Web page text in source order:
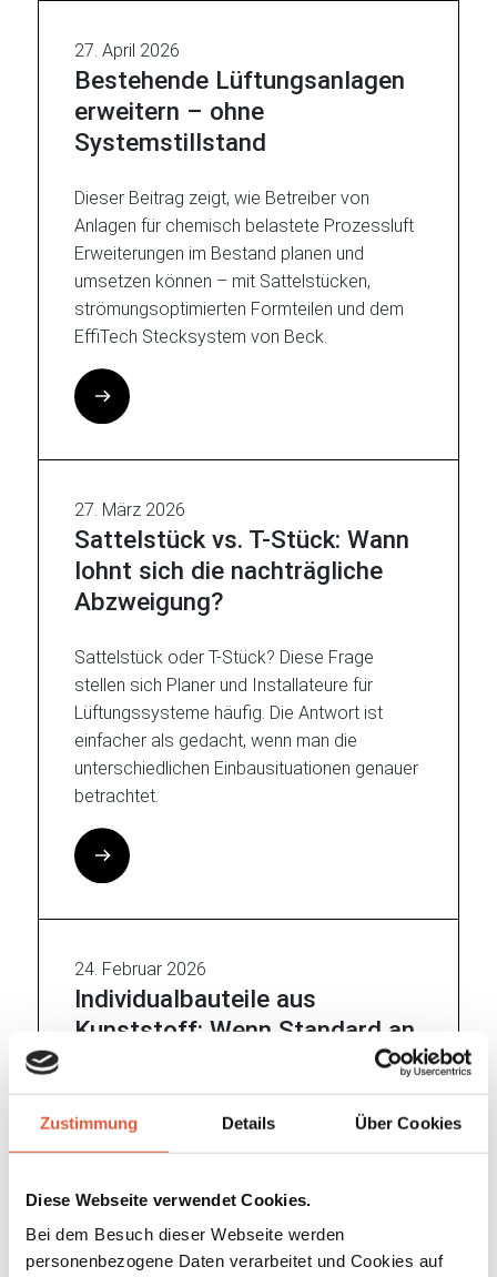
Zustimmung Details Über Cookies
Diese Webseite verwendet Cookies.
Bei dem Besuch dieser Webseite werden
personenbezogene Daten verarbeitet und Cookies auf
27. April 2026
Bestehende Lüftungsanlagen
erweitern – ohne
Systemstillstand
Dieser Beitrag zeigt, wie Betreiber von
Anlagen für chemisch belastete Prozessluft
Erweiterungen im Bestand planen und
umsetzen können – mit Sattelstücken,
strömungsoptimierten Formteilen und dem
EffiTech Stecksystem von Beck.
27. März 2026
Sattelstück vs. T-Stück: Wann
lohnt sich die nachträgliche
Abzweigung?
Sattelstück oder T-Stück? Diese Frage
stellen sich Planer und Installateure für
Lüftungssysteme häufig. Die Antwort ist
einfacher als gedacht, wenn man die
unterschiedlichen Einbausituationen genauer
betrachtet.
24. Februar 2026
Individualbauteile aus
Kunststoff: Wenn Standard an
In der Lüftungstechnik für chemische
Genau hier setzt unser Service für
Individualbauteile an.